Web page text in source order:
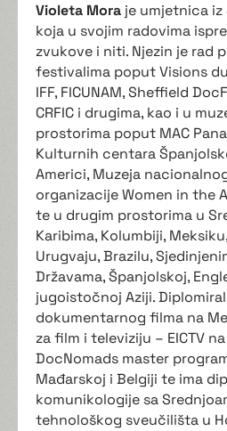
Violeta Mora je umjetnica iz
koja u svojim radovima
zvukove i niti. Njezin je rad
festivalima poput Visions du
IFF, FICUNAM, Sheffield
CRFIC i drugima, kao i u
prostorima poput MAC
Kulturnih centara
Americi, Muzeja
organizacije Women in the
te u drugim prostorima u
Karibima, Kolumbiji,
Urugvaju, Brazilu,
Državama, Španjolskoj,
jugoistočnoj Aziji.
dokumentarnog filma na
za film i televiziju – EICTV
DocNomads master
Mađarskoj i Belgiji te ima
komunikologije sa
tehnološkog sveučilišta u